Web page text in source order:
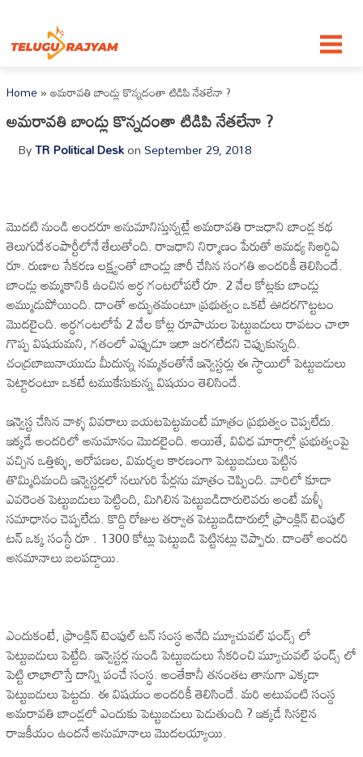
Home»అమ‌రావ‌తి బాండ్లు కొన్న‌దంతా టిడిపి నేత‌లేనా ?
అమ‌రావ‌తి బాండ్లు కొన్న‌దంతా టిడిపి నేత‌లేనా ?
ByTR Political DeskonSeptember 29, 2018
మొద‌టి నుండి అంద‌రూ అనుమానిస్తున్న‌ట్లే అమ‌రావ‌తి రాజ‌ధాని బాండ్ల క‌థ
తెలుగుదేశంపార్టీలోనే తేలుతోంది. రాజ‌ధాని నిర్మాణం పేరుతో ఆమ‌ధ్య సిఆర్డిఏ
రూ. రుణాల సేక‌ర‌ణ ల‌క్ష్యంతో బాండ్లు జారీ చేసిన సంగ‌తి అంద‌రికీ తెలిసిందే.
బాండ్లు అమ్మ‌కానికి ఉంచిన అర్ధ గంట‌లోప‌లే రూ. 2 వేల కోట్లకు బాండ్లు
అమ్ముడుపోయింది. దాంతో అద్భుత‌మంటూ ప్ర‌భుత్వం ఒక‌టే ఊద‌ర‌గొట్టటం
మొద‌లైంది. అర్ధ‌గంట‌లోపే 2 వేల కోట్ల రూపాయ‌ల పెట్టుబ‌డులు రావ‌టం చాలా
గొప్ప విష‌య‌మ‌ని, గతంలో ఎప్పుడూ ఇలా జ‌ర‌గ‌లేద‌ని చెప్పుకున్న‌ది.
చంద్ర‌బాబునాయుడు మీదున్న న‌మ్మ‌కంతోనే ఇన్వెస్ట‌ర్లు ఈ స్ధాయిలో పెట్టుబ‌డులు
పెట్టారంటూ ఒక‌టే ట‌ముకేసుకున్న విష‌యం తెలిసిందే.
ఇన్వెస్ట చేసిన వాళ్ళ వివ‌రాలు బ‌య‌ట‌పెట్ట‌మంటే మాత్రం ప్ర‌భుత్వం చెప్ప‌లేదు.
ఇక్క‌డే అంద‌రిలో అనుమానం మొద‌లైంది. అయితే, వివిధ మార్గాల్లో ప్ర‌భుత్వంపై
వ‌చ్చిన ఒత్తిళ్ళు, ఆరోప‌ణ‌ల‌, విమ‌ర్శ‌ల కార‌ణంగా పెట్టుబ‌డులు పెట్టిన
తొమ్మిదిమంది ఇన్వెస్ట‌ర్లలో న‌లుగురి పేర్ల‌ను మాత్రం చెప్పింది. వారిలో కూడా
ఎవ‌రెంత పెట్టుబ‌డులు పెట్టింది, మిగిలిన పెట్టుబ‌డిదారులెవ‌రు అంటే మ‌ళ్ళీ
స‌మాధానం చెప్ప‌లేదు. కొద్ది రోజుల త‌ర్వాత పెట్టుబ‌డిదారుల్లో ఫ్రాంక్లిన్ టెంపుల్
ట‌న్ ఒక్క‌ సంస్ధే రూ . 1300 కోట్లు పెట్టుబ‌డి పెట్టిన‌ట్లు చెప్పారు. దాంతో అంద‌రి
అన‌మానాలు బ‌ల‌ప‌డ్డాయి.
ఎందుకంటే, ఫ్రాంక్లిన్ టెంపుల్ ట‌న్ సంస్ధ అనేది మ్యూచువ‌ల్ ఫండ్స్ లో
పెట్టుబ‌డులు పెట్టేది. ఇన్వెస్ట‌ర్ల నుండి పెట్టుబ‌డులు సేక‌రించి మ్యూచువ‌ల్ ఫండ్స్ లో
పెట్టి లాభాలొస్తే దాన్ని పంచే సంస్ధ‌. అంతేకానీ త‌నంత‌ట తానుగా ఎక్క‌డా
పెట్టుబ‌డులు పెట్ట‌దు. ఈ విష‌యం అంద‌రికీ తెలిసిందే. మ‌రి అటువంటి సంస్ద
అమరావతి బాండ్ల‌లో ఎందుకు పెట్టుబ‌డులు పెడుతుంది ? ఇక్క‌డే సిస‌లైన
రాజ‌కీయం ఉంద‌నే అనుమానాలు మొద‌ల‌య్యాయి.